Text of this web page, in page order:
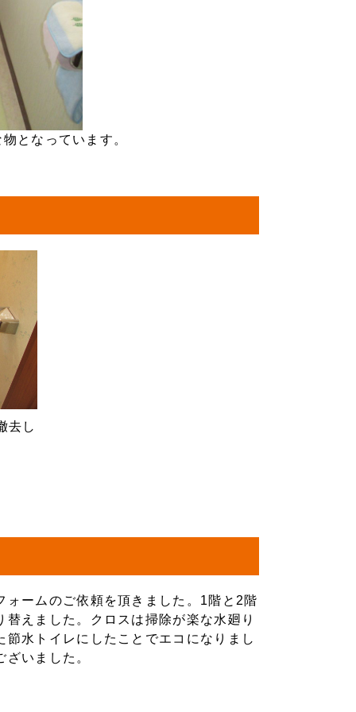
となっています。
去し
ォームのご依頼を頂きました。1階と2階
えました。クロスは掃除が楽な水廻り
節水トイレにしたことでエコになりまし
いました。